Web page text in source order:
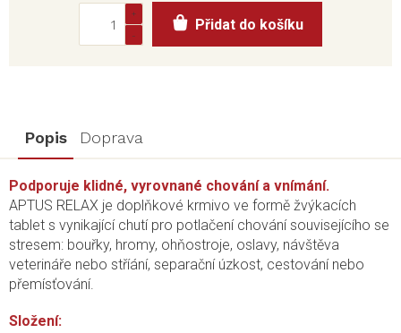
cena:
Přidat do košíku
Popis Doprava
Podporuje klidné, vyrovnané chování a vnímání.
APTUS RELAX je doplňkové krmivo ve formě žvýkacích
tablet s vynikající chutí pro potlačení chování souvisejícího se
stresem: bouřky, hromy, ohňostroje, oslavy, návštěva
veterináře nebo stříání, separační úzkost, cestování nebo
přemísťování.
Složení: